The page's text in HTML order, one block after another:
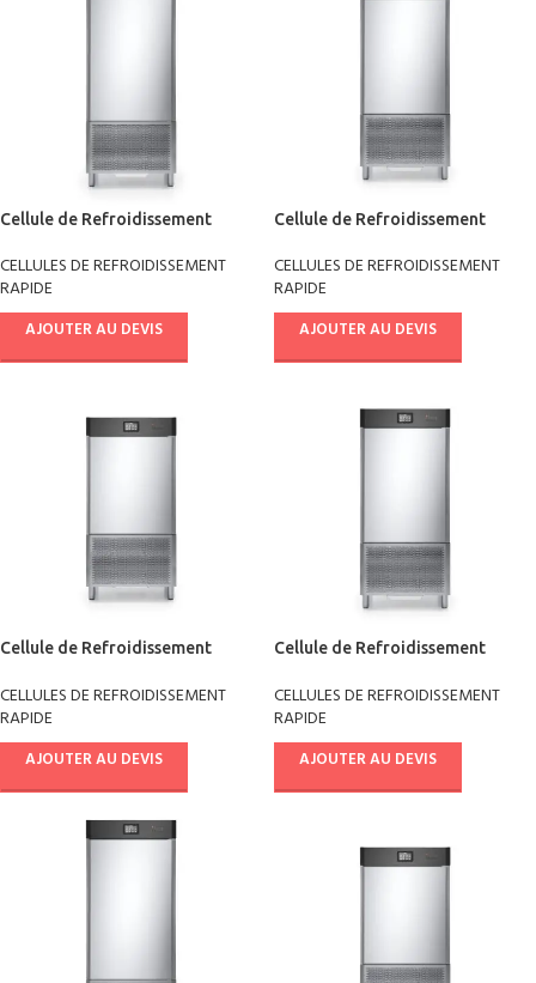
Cellule de Refroidissement
CELLULES DE REFROIDISSEMENT
RAPIDE
AJOUTER AU DEVIS
Cellule de Refroidissement
CELLULES DE REFROIDISSEMENT
RAPIDE
AJOUTER AU DEVIS
Cellule de Refroidissement
AB08E4021
CELLULES DE REFROIDISSEMENT
RAPIDE
AJOUTER AU DEVIS
Cellule de Refroidissement
AB10E4021
CELLULES DE REFROIDISSEMENT
RAPIDE
AJOUTER AU DEVIS